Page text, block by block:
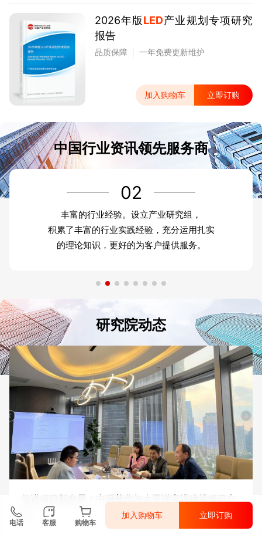
2026年版LED产业规划专项研究
报告
品质保障 一年免费更新维护
加入购物车 立即订购
中国行业资讯领先服务商
02
丰富的行业经验。设立产业研究组，
积累了丰富的行业实践经验，充分运用扎实
的理论知识，更好的为客户提供服务。
研究院动态
促进项目新发展！中研普华与太平洋宇洪建设项目交
流
电话 客服 购物车
加入购物车 立即订购